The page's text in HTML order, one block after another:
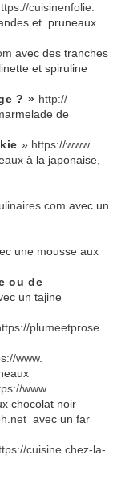
cuisinenfolie.
et pruneaux
avec des tranches
et spiruline
? » http://
de
» https://www.
à la japonaise,
avec un
une mousse aux
ou de
c un tajine
plumeetprose.
www.
www.
chocolat noir
avec un far
cuisine.chez-la-